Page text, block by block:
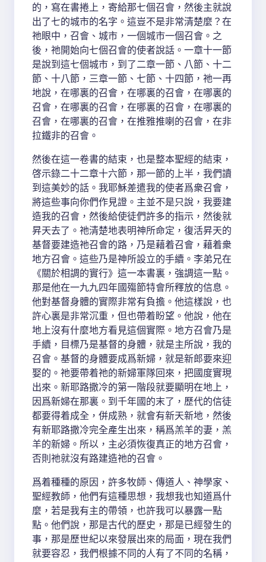
的，寫在書捲上，寄給那七個召會，然後主就說
出了七的城市的名字。這豈不是非常清楚麼？在
祂眼中，召會、城市，一個城市一個召會。之
後，祂開始向七個召會的使者說話。一章十一節
是說到這七個城市，到了二章一節、八節、十二
節、十八節，三章一節、七節、十四節，祂一再
地說，在哪裏的召會，在哪裏的召會，在哪裏的
召會，在哪裏的召會，在哪裏的召會，在哪裏的
召會，在哪裏的召會，在推雅推喇的召會，在非
拉鐵非的召會。
然後在這一卷書的結束，也是整本聖經的結束，
啓示錄二十二章十六節，那一節的上半，我們讀
到這美妙的話。我耶穌差遣我的使者爲衆召會，
將這些事向你們作見證。主並不是只說，我要建
造我的召會，然後給使徒們許多的指示，然後就
昇天去了。祂清楚地表明神所命定，復活昇天的
基督要建造祂召會的路，乃是藉着召會，藉着衆
地方召會。這些乃是神所設立的手續。李弟兄在
《關於相調的實行》這一本書裏，強調這一點。
那是他在一九九四年國殤節特會所釋放的信息。
他對基督身體的實際非常有負擔。他這樣說，也
許心裏是非常沉重，但也帶着盼望。他說，他在
地上沒有什麼地方看見這個實際。地方召會乃是
手續，目標乃是基督的身體，就是主所說，我的
召會。基督的身體要成爲新婦，就是新郎要來迎
娶的。祂要帶着祂的新婦軍隊回來，把國度實現
出來。新耶路撒冷的第一階段就要顯明在地上，
因爲新婦在那裏。到千年國的末了，歷代的信徒
都要得着成全，併成熟，就會有新天新地，然後
有新耶路撒冷完全產生出來，稱爲羔羊的妻，羔
羊的新婦。所以，主必須恢復真正的地方召會，
否則祂就沒有路建造祂的召會。
爲着種種的原因，許多牧師、傳道人、神學家、
聖經教師，他們有這種思想，我想我也知道爲什
麼，若是我有主的帶領，也許我可以暴露一點
點。他們說，那是古代的歷史，那是已經發生的
事，那是歷世紀以來發展出來的局面，現在我們
就要容忍，我們根據不同的人有了不同的名稱，